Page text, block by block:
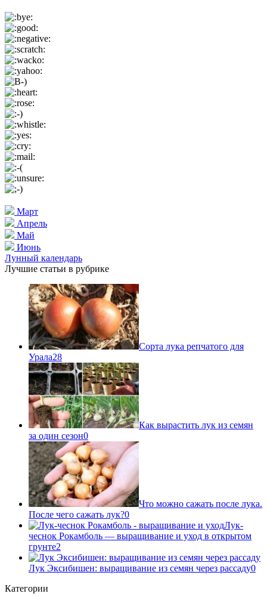
Март
Апрель
Май
Июнь
Лунный календарь
Лучшие статьи в рубрике
Сорта лука репчатого для
Урала28
Как вырастить лук из семян
за один сезон0
Что можно сажать после лука.
После чего сажать лук?0
Лук-
чеснок Рокамболь — выращивание и уход в открытом
грунте2
Лук Эксибишен: выращивание из семян через рассаду0
Категории